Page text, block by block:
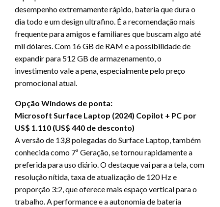
desempenho extremamente rápido, bateria que dura o
dia todo e um design ultrafino. É a recomendação mais
frequente para amigos e familiares que buscam algo até
mil dólares. Com 16 GB de RAM e a possibilidade de
expandir para 512 GB de armazenamento, o
investimento vale a pena, especialmente pelo preço
promocional atual.
Opção Windows de ponta:
Microsoft Surface Laptop (2024) Copilot + PC por
US$ 1.110 (US$ 440 de desconto)
A versão de 13,8 polegadas do Surface Laptop, também
conhecida como 7ª Geração, se tornou rapidamente a
preferida para uso diário. O destaque vai para a tela, com
resolução nítida, taxa de atualização de 120 Hz e
proporção 3:2, que oferece mais espaço vertical para o
trabalho. A performance e a autonomia de bateria